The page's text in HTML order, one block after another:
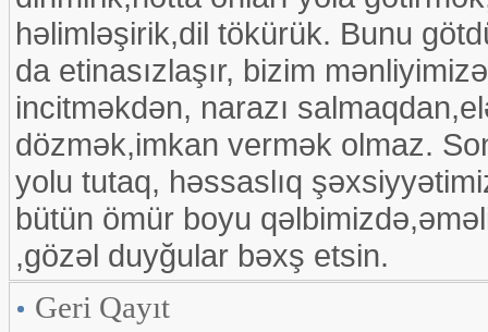
həlimləşirik,dil tökürük. Bunu
da etinasızlaşır, bizim
incitməkdən, narazı
dözmək,imkan vermək olmaz.
yolu tutaq, həssaslıq
bütün ömür boyu
,gözəl duyğular bəxş etsin.
Geri Qayıt